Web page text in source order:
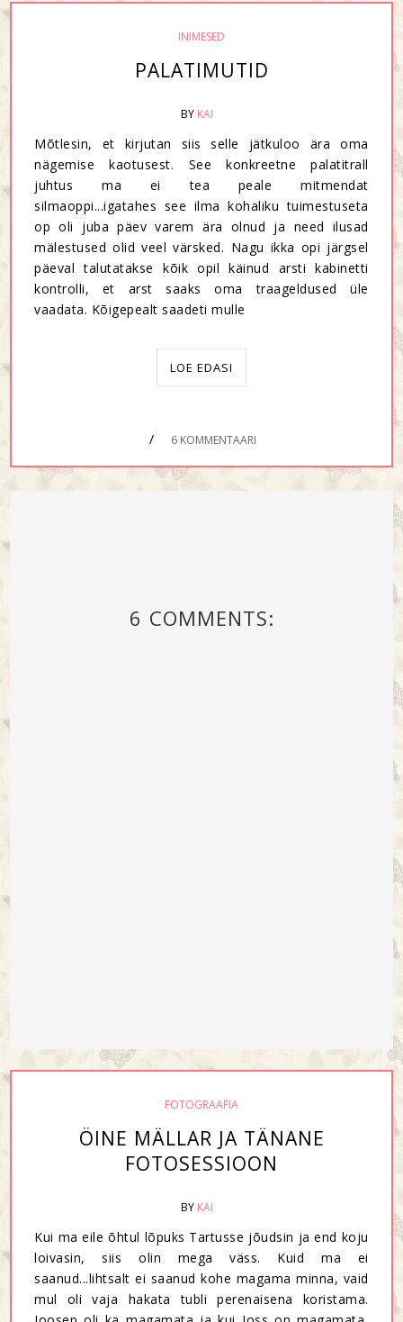
INIMESED
PALATIMUTID
BY KAI
Mõtlesin, et kirjutan siis selle jätkuloo ära oma
nägemise kaotusest. See konkreetne palatitrall
juhtus ma ei tea peale mitmendat
silmaoppi...igatahes see ilma kohaliku tuimestuseta
op oli juba päev varem ära olnud ja need ilusad
mälestused olid veel värsked. Nagu ikka opi järgsel
päeval talutatakse kõik opil käinud arsti kabinetti
kontrolli, et arst saaks oma traageldused üle
vaadata. Kõigepealt saadeti mulle
LOE EDASI
/ 6 KOMMENTAARI
6 COMMENTS:
FOTOGRAAFIA
ÖINE MÄLLAR JA TÄNANE
FOTOSESSIOON
BY KAI
Kui ma eile õhtul lõpuks Tartusse jõudsin ja end koju
loivasin, siis olin mega väss. Kuid ma ei
saanud...lihtsalt ei saanud kohe magama minna, vaid
mul oli vaja hakata tubli perenaisena koristama.